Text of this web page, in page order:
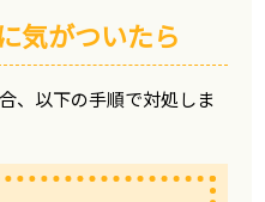
気がついたら
、以下の手順で対処しま